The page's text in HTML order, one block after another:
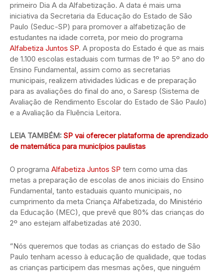
primeiro Dia A da Alfabetização. A data é mais uma
iniciativa da Secretaria da Educação do Estado de São
Paulo (Seduc-SP) para promover a alfabetização de
estudantes na idade correta, por meio do programa
Alfabetiza Juntos SP. A proposta do Estado é que as mais
de 1.100 escolas estaduais com turmas de 1º ao 5º ano do
Ensino Fundamental, assim como as secretarias
municipais, realizem atividades lúdicas e de preparação
para as avaliações do final do ano, o Saresp (Sistema de
Avaliação de Rendimento Escolar do Estado de São Paulo)
e a Avaliação da Fluência Leitora.
LEIA TAMBÉM: SP vai oferecer plataforma de aprendizado
de matemática para municípios paulistas
O programa Alfabetiza Juntos SP tem como uma das
metas a preparação de escolas de anos iniciais do Ensino
Fundamental, tanto estaduais quanto municipais, no
cumprimento da meta Criança Alfabetizada, do Ministério
da Educação (MEC), que prevê que 80% das crianças do
2º ano estejam alfabetizadas até 2030.
“Nós queremos que todas as crianças do estado de São
Paulo tenham acesso à educação de qualidade, que todas
as crianças participem das mesmas ações, que ninguém